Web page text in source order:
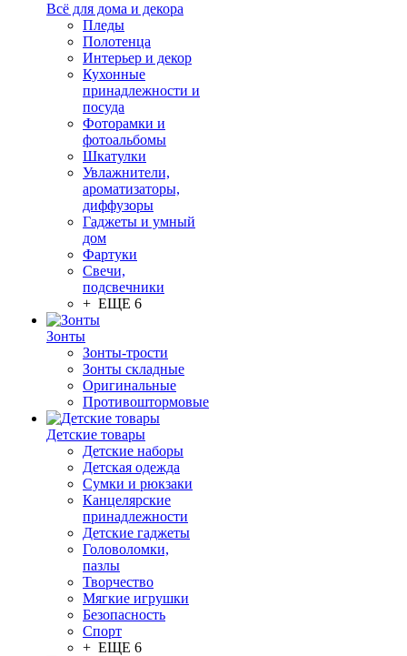
Всё для дома и декора
Пледы
Полотенца
Интерьер и декор
Кухонные
принадлежности и
посуда
Фоторамки и
фотоальбомы
Шкатулки
Увлажнители,
ароматизаторы,
диффузоры
Гаджеты и умный
дом
Фартуки
Свечи,
подсвечники
+ ЕЩЕ 6
Зонты
Зонты-трости
Зонты складные
Оригинальные
Противоштормовые
Детские товары
Детские наборы
Детская одежда
Сумки и рюкзаки
Канцелярские
принадлежности
Детские гаджеты
Головоломки,
пазлы
Творчество
Мягкие игрушки
Безопасность
Спорт
+ ЕЩЕ 6